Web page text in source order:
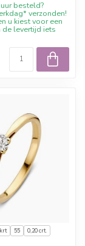
besteld?
verzonden!
u kiest voor een
de levertijd iets
55 0,20 crt.